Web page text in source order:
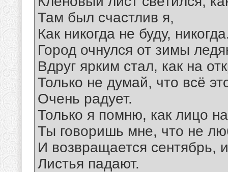
Там был счастлив я,
Как никогда не буду,
Город очнулся от зимы
Вдруг ярким стал, как на
Только не думай, что всё
Очень радует.
Только я помню, как лицо
Ты говоришь мне, что не
И возвращается сентябрь,
Листья падают.